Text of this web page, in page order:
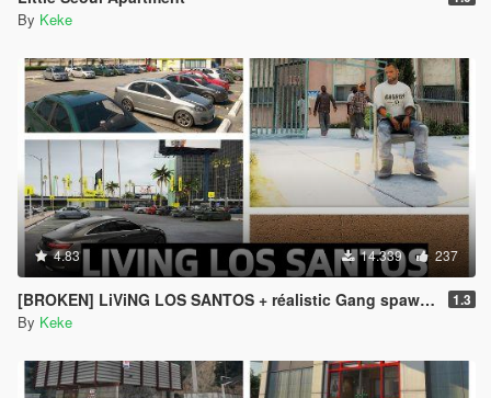
By Keke
4.83 14.339 237
[BROKEN] LiViNG LOS SANTOS + réalistic Gang spawn [No Map Editor, No Menyoo, No YMAP] DYNAMIC 1.3
By Keke